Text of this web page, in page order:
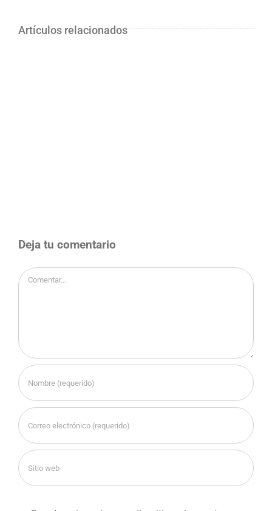
Artículos relacionados
Deja tu comentario
Comentar